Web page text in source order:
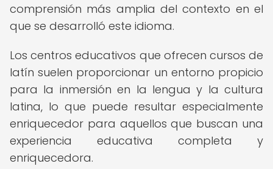
comprensión más amplia del contexto en el
que se desarrolló este idioma.
Los centros educativos que ofrecen cursos de
latín suelen proporcionar un entorno propicio
para la inmersión en la lengua y la cultura
latina, lo que puede resultar especialmente
enriquecedor para aquellos que buscan una
experiencia educativa completa y
enriquecedora.